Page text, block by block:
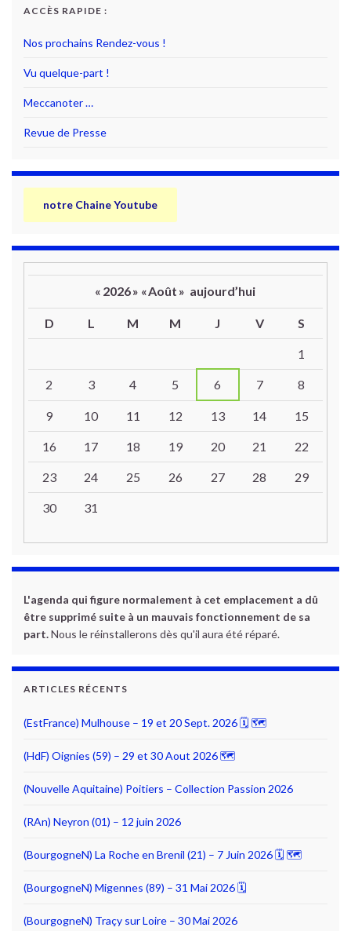
ACCÈS RAPIDE :
Nos prochains Rendez-vous !
Vu quelque-part !
Meccanoter …
Revue de Presse
notre Chaine Youtube
« 2026» «Août » aujourd’hui
D L M M J V S
1
2 3 4 5 6 7 8
9 10 11 12 13 14 15
16 17 18 19 20 21 22
23 24 25 26 27 28 29
30 31
L'agenda qui figure normalement à cet emplacement a dû
être supprimé suite à un mauvais fonctionnement de sa
part.Nous le réinstallerons dès qu'il aura été réparé.
ARTICLES RÉCENTS
(EstFrance) Mulhouse – 19 et 20 Sept. 2026 🗓 🗺
(HdF) Oignies (59) – 29 et 30 Aout 2026 🗺
(Nouvelle Aquitaine) Poitiers – Collection Passion 2026
(RAn) Neyron (01) – 12 juin 2026
(BourgogneN) La Roche en Brenil (21) – 7 Juin 2026 🗓 🗺
(BourgogneN) Migennes (89) – 31 Mai 2026 🗓
(BourgogneN) Traçy sur Loire – 30 Mai 2026